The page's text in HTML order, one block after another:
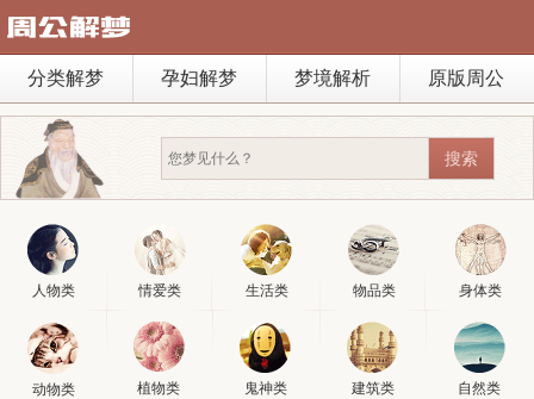
分类解梦 孕妇解梦 梦境解析 原版周公
人物类 情爱类 生活类 物品类 身体类
动物类 植物类 鬼神类 建筑类 自然类